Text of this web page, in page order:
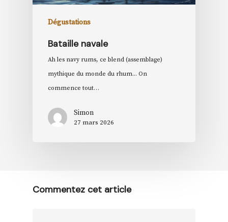
Dégustations
Bataille navale
Ah les navy rums, ce blend (assemblage)
mythique du monde du rhum... On
commence tout…
Simon
27 mars 2026
Commentez cet article